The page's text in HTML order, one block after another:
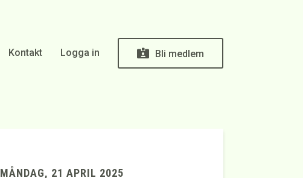
Kontakt Logga in Bli medlem
MÅNDAG, 21 APRIL 2025